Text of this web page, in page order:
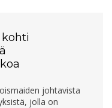
kohti
johtavista
jolla on